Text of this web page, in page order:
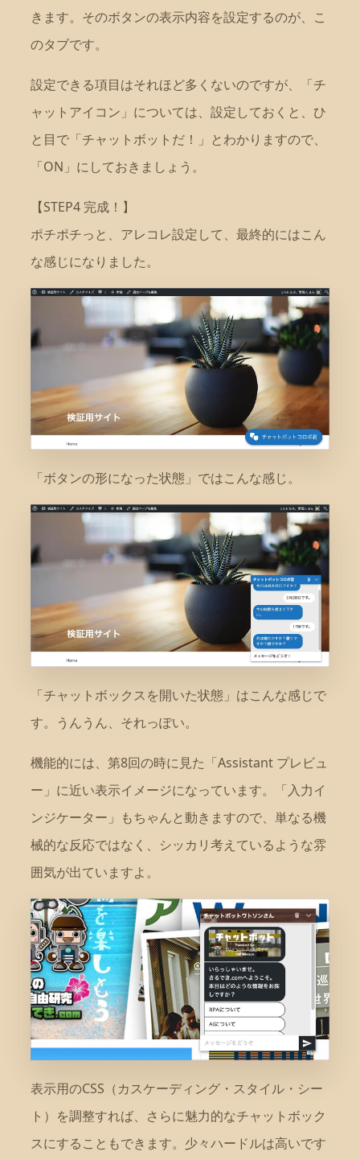
きます。そのボタンの表示内容を設定するのが、こ
のタブです。
設定できる項目はそれほど多くないのですが、「チ
ャットアイコン」については、設定しておくと、ひ
と目で「チャットボットだ！」とわかりますので、
「ON」にしておきましょう。
【STEP4 完成！】
ポチポチっと、アレコレ設定して、最終的にはこん
な感じになりました。
「ボタンの形になった状態」ではこんな感じ。
「チャットボックスを開いた状態」はこんな感じで
す。うんうん、それっぽい。
機能的には、第8回の時に見た「Assistant プレビュ
ー」に近い表示イメージになっています。「入力イ
ンジケーター」もちゃんと動きますので、単なる機
械的な反応ではなく、シッカリ考えているような雰
囲気が出ていますよ。
表示用のCSS（カスケーディング・スタイル・シー
ト）を調整すれば、さらに魅力的なチャットボック
スにすることもできます。少々ハードルは高いです